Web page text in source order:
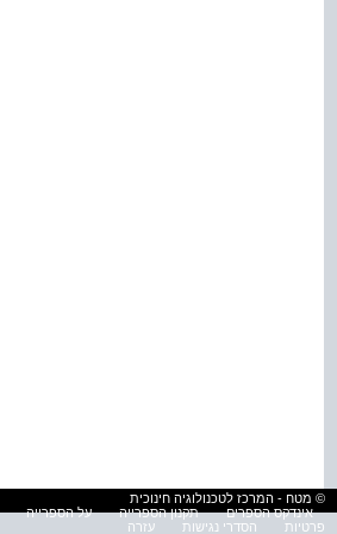
© מטח - המרכז לטכנולוגיה חינוכית
אינדקס הספרים
תקנון הספרייה על הספרייה
פרטיות
הסדרי נגישות עזרה